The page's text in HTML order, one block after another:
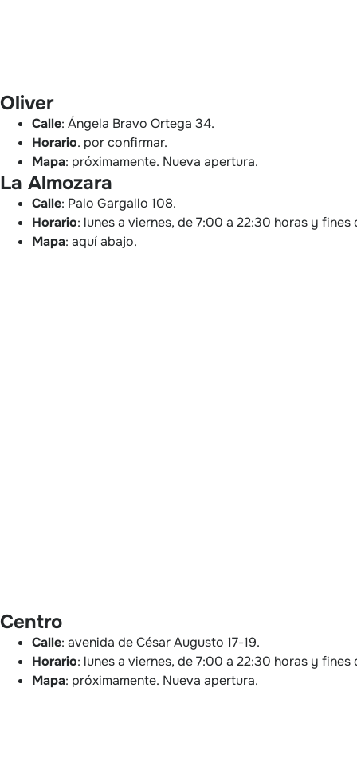
Oliver
Calle: Ángela Bravo Ortega 34.
Horario. por confirmar.
Mapa: próximamente. Nueva apertura.
La Almozara
Calle: Palo Gargallo 108.
Horario: lunes a viernes, de 7:00 a 22:30 horas y
Mapa: aquí abajo.
Centro
Calle: avenida de César Augusto 17-19.
Horario: lunes a viernes, de 7:00 a 22:30 horas y
Mapa: próximamente. Nueva apertura.